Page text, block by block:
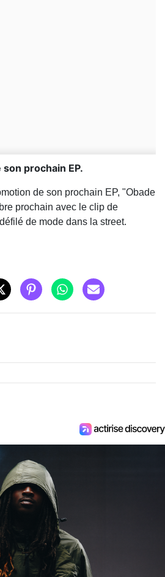
prochain EP.
de son prochain EP, "Obade
prochain avec le clip de
de mode dans la street.